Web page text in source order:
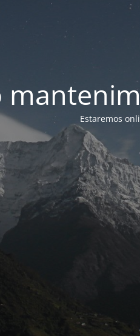
Estaremos